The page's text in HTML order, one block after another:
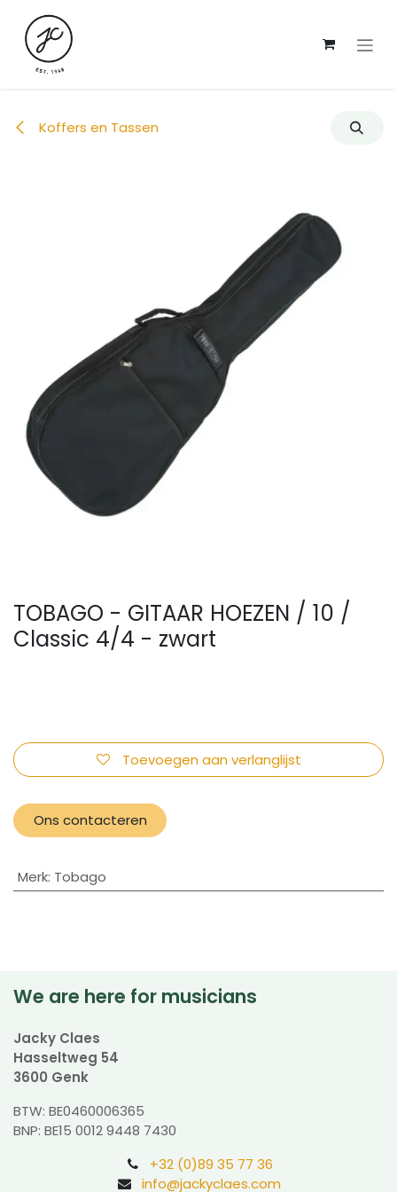
Koffers en Tassen
TOBAGO - GITAAR HOEZEN / 10 /
Classic 4/4 - zwart
Toevoegen aan verlanglijst
Ons contacteren
Merk: Tobago
We are here for musicians
Jacky Claes
Hasseltweg 54
3600 Genk
BTW: BE0460006365
BNP: BE15 0012 9448 7430
+32 (0)89 35 77 36
info@jackyclaes.com